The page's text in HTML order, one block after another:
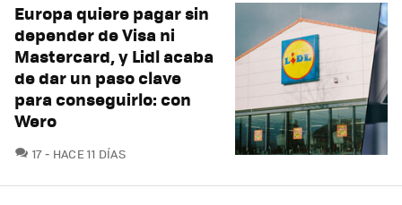
Europa quiere pagar sin
depender de Visa ni
Mastercard, y Lidl acaba
de dar un paso clave
para conseguirlo: con
Wero
17COMENTARIOS
HACE 11 DÍAS